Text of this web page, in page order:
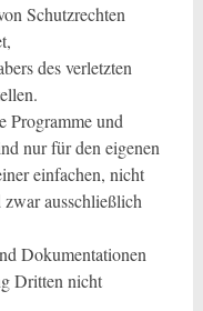
Schutzrechten
des verletzten
Programme und
nur für den eigenen
einfachen, nicht
ausschließlich
Dokumentationen
Dritten nicht